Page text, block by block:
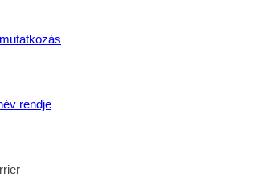
rendje
fáradtság, a megszerzett élmények és
örömöt jelentett, hogy az évzáró
esemény nemcsak tanévzáróként,
közössége az iskolaévek után is
nemcsak szakmai tudást